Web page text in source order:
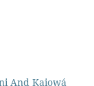
And Kaiowá